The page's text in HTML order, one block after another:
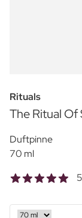
Rituals
The Ritual Of
Duftpinne
70 ml